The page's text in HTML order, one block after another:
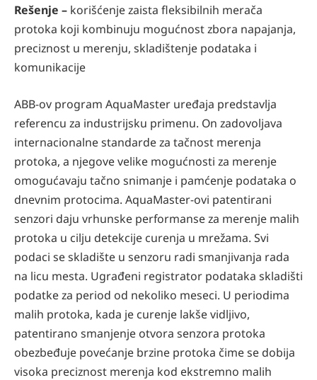
Rešenje – korišćenje zaista fleksibilnih merača
protoka koji kombinuju mogućnost zbora napajanja,
preciznost u merenju, skladištenje podataka i
komunikacije
ABB-ov program AquaMaster uređaja predstavlja
referencu za industrijsku primenu. On zadovoljava
internacionalne standarde za tačnost merenja
protoka, a njegove velike mogućnosti za merenje
omogućavaju tačno snimanje i pamćenje podataka o
dnevnim protocima. AquaMaster-ovi patentirani
senzori daju vrhunske performanse za merenje malih
protoka u cilju detekcije curenja u mrežama. Svi
podaci se skladište u senzoru radi smanjivanja rada
na licu mesta. Ugrađeni registrator podataka skladišti
podatke za period od nekoliko meseci. U periodima
malih protoka, kada je curenje lakše vidljivo,
patentirano smanjenje otvora senzora protoka
obezbeđuje povećanje brzine protoka čime se dobija
visoka preciznost merenja kod ekstremno malih